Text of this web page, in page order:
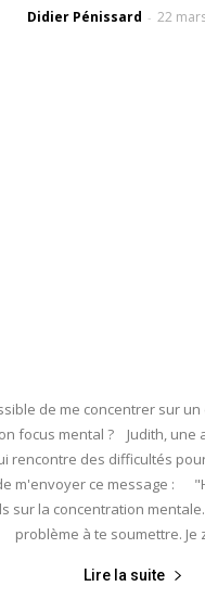
Didier Pénissard - 22
de me concentrer sur
focus mental ? Judith, une
rencontre des difficultés
m'envoyer ce message :
sur la concentration
problème à te soumettre. Je
Lire la suite